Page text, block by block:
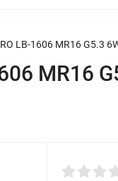
LB-1606 MR16 G5.3
MR16